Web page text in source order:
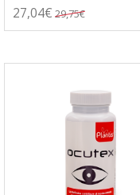
27,04€ 29,75€